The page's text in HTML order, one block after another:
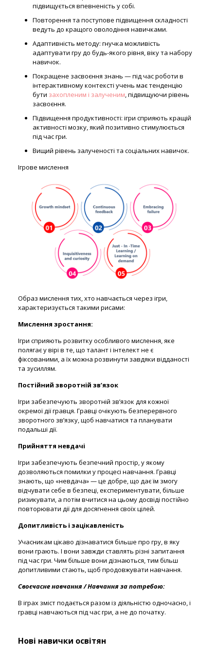
підвищується впевненість у собі.
Повторення та поступове підвищення складності
ведуть до кращого оволодіння навичками.
Адаптивність методу: гнучка можливість
адаптувати гру до будь-якого рівня, віку та набору
навичок.
Покращене засвоєння знань — під час роботи в
інтерактивному контексті учень має тенденцію
бути захопленим і залученим, підвищуючи рівень
засвоєння.
Підвищення продуктивності: ігри сприяють кращій
активності мозку, який позитивно стимулюється
під час гри.
Вищий рівень залученості та соціальних навичок.
Ігрове мислення
Образ мислення тих, хто навчається через ігри,
характеризується такими рисами:
Мислення зростання:
Ігри сприяють розвитку особливого мислення, яке
полягає у вірі в те, що талант і інтелект не є
фіксованими, а їх можна розвинути завдяки відданості
та зусиллям.
Постійний зворотній зв’язок
Ігри забезпечують зворотній зв’язок для кожної
окремої дії гравця. Гравці очікують безперервного
зворотного зв’язку, щоб навчатися та планувати
подальші дії.
Прийняття невдачі
Ігри забезпечують безпечний простір, у якому
дозволяються помилки у процесі навчання. Гравці
знають, що «невдача» — це добре, що дає їм змогу
відчувати себе в безпеці, експериментувати, більше
ризикувати, а потім вчитися на цьому досвіді постійно
повторювати дії для досягнення своїх цілей.
Допитливість і зацікавленість
Учасникам цікаво дізнаватися більше про гру, в яку
вони грають. І вони завжди ставлять різні запитання
під час гри. Чим більше вони дізнаються, тим більш
допитливими стають, щоб продовжувати навчання.
Своєчасне навчання / Навчання за потребою:
В іграх зміст подається разом із діяльністю одночасно, і
гравці навчаються під час гри, а не до початку.
Нові навички освітян